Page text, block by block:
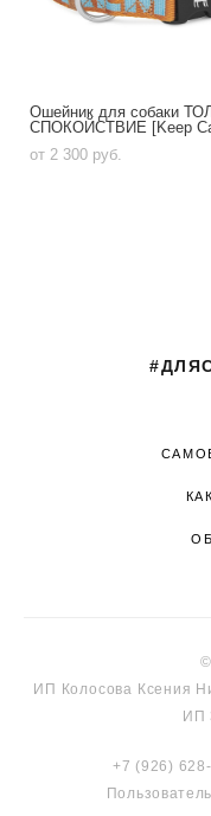
Ошейник для собаки
СПОКОЙСТВИЕ [Keep
от 2 300 pуб.
ИП Колосова Ксения
ИП
+7 (926)